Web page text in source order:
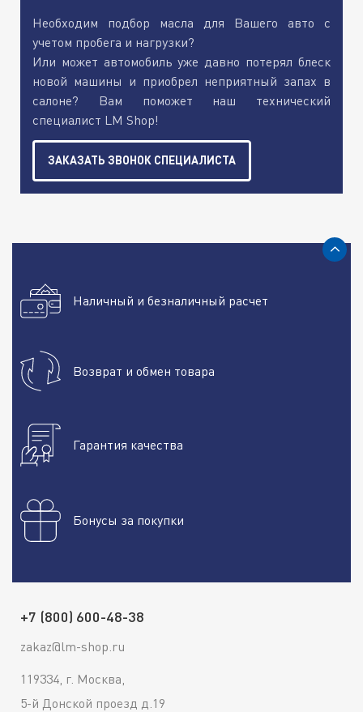
Необходим подбор масла для Вашего авто с
учетом пробега и нагрузки?
Или может автомобиль уже давно потерял блеск
новой машины и приобрел неприятный запах в
салоне? Вам поможет наш технический
специалист LM Shop!
ЗАКАЗАТЬ ЗВОНОК СПЕЦИАЛИСТА
Наличный и безналичный расчет
Возврат и обмен товара
Гарантия качества
Бонусы за покупки
+7 (800) 600-48-38
zakaz@lm-shop.ru
119334, г. Москва,
5-й Донской проезд д.19